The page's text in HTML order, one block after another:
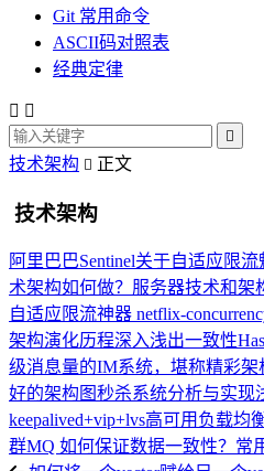
Git 常用命令
ASCII码对照表
经典定律
 

技术架构  正文
技术架构
阿里巴巴Sentinel关于自适应限流
术架构如何做？ 服务器技术和架
自适应限流神器 netflix-
架构演化历程深入浅出一致性
级消息量的IM系统，堪称精彩架
好的架构图秒杀系统分析与实现
keepalived+vip+lvs高可用负载均
群MQ 如何保证数据一致性？ 常